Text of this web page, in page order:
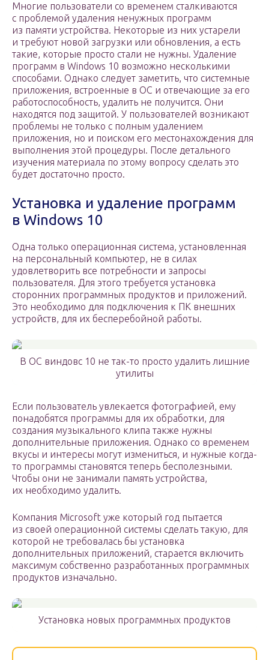
Многие пользователи со временем сталкиваются
с проблемой удаления ненужных программ
из памяти устройства. Некоторые из них устарели
и требуют новой загрузки или обновления, а есть
такие, которые просто стали не нужны. Удаление
программ в Windows 10 возможно несколькими
способами. Однако следует заметить, что системные
приложения, встроенные в ОС и отвечающие за его
работоспособность, удалить не получится. Они
находятся под защитой. У пользователей возникают
проблемы не только с полным удалением
приложения, но и поиском его местонахождения для
выполнения этой процедуры. После детального
изучения материала по этому вопросу сделать это
будет достаточно просто.
Установка и удаление программ
в Windows 10
Одна только операционная система, установленная
на персональный компьютер, не в силах
удовлетворить все потребности и запросы
пользователя. Для этого требуется установка
сторонних программных продуктов и приложений.
Это необходимо для подключения к ПК внешних
устройств, для их бесперебойной работы.
В ОС виндовс 10 не так-то просто удалить лишние
утилиты
Если пользователь увлекается фотографией, ему
понадобятся программы для их обработки, для
создания музыкального клипа также нужны
дополнительные приложения. Однако со временем
вкусы и интересы могут измениться, и нужные когда-
то программы становятся теперь бесполезными.
Чтобы они не занимали память устройства,
их необходимо удалить.
Компания Microsoft уже который год пытается
из своей операционной системы сделать такую, для
которой не требовалась бы установка
дополнительных приложений, старается включить
максимум собственно разработанных программных
продуктов изначально.
Установка новых программных продуктов